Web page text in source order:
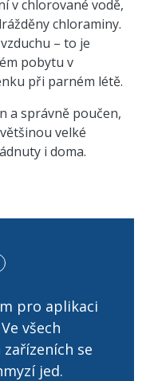
v chlorované vodě,
chloraminy.
– to je
pobytu v
při parném létě.
a správně poučen,
velké
i doma.
pro aplikaci
všech
se
jed.